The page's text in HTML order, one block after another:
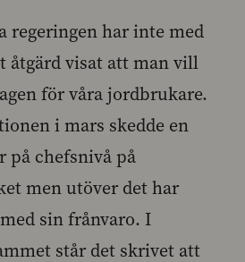
regeringen har inte med
åtgärd visat att man vill
för våra jordbrukare.
i mars skedde en
på chefsnivå på
men utöver det har
sin frånvaro. I
står det skrivet att